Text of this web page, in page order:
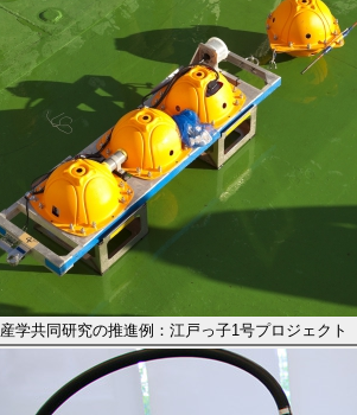
産学共同研究の推進例：江戸っ子1号プロジェクト